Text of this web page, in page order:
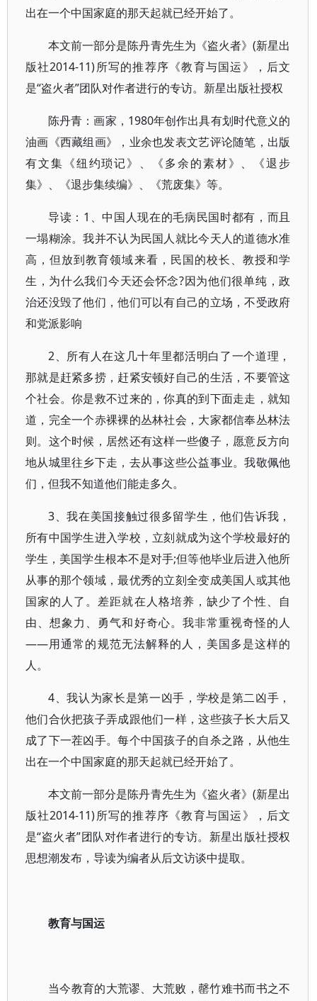
出在一个中国家庭的那天起就已经开始了。
本文前一部分是陈丹青先生为《盗火者》(新星出
版社2014-11)所写的推荐序《教育与国运》，后文
是“盗火者”团队对作者进行的专访。新星出版社授权
陈丹青：画家，1980年创作出具有划时代意义的
油画《西藏组画》，业余也发表文艺评论随笔，出版
有文集《纽约琐记》、《多余的素材》、《退步
集》、《退步集续编》、《荒废集》等。
导读：1、中国人现在的毛病民国时都有，而且
一塌糊涂。我并不认为民国人就比今天人的道德水准
高，但放到教育领域来看，民国的校长、教授和学
生，为什么我们今天还会怀念?因为他们很单纯，政
治还没毁了他们，他们可以有自己的立场，不受政府
和党派影响
2、所有人在这几十年里都活明白了一个道理，
那就是赶紧多捞，赶紧安顿好自己的生活，不要管这
个社会。你是救不过来的，你真的到下面走走，就知
道，完全一个赤裸裸的丛林社会，大家都信奉丛林法
则。这个时候，居然还有这样一些傻子，愿意反方向
地从城里往乡下走，去从事这些公益事业。我敬佩他
们，但我不知道他们能走多久。
3、我在美国接触过很多留学生，他们告诉我，
所有中国学生进入学校，立刻就成为这个学校最好的
学生，美国学生根本不是对手;但等他毕业后进入他所
从事的那个领域，最优秀的立刻全变成美国人或其他
国家的人了。差距就在人格培养，缺少了个性、自
由、想象力、勇气和好奇心。我非常重视奇怪的人
——用通常的规范无法解释的人，美国多是这样的
人。
4、我认为家长是第一凶手，学校是第二凶手，
他们合伙把孩子弄成跟他们一样，这些孩子长大后又
成了下一茬凶手。每个中国孩子的自杀之路，从他生
出在一个中国家庭的那天起就已经开始了。
本文前一部分是陈丹青先生为《盗火者》(新星出
版社2014-11)所写的推荐序《教育与国运》，后文
是“盗火者”团队对作者进行的专访。新星出版社授权
思想潮发布，导读为编者从后文访谈中提取。
教育与国运
当今教育的大荒谬、大荒败，罄竹难书而书之不